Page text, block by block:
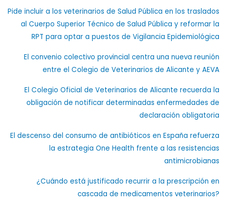
Pide incluir a los veterinarios de Salud Pública en los traslados
al Cuerpo Superior Técnico de Salud Pública y reformar la
RPT para optar a puestos de Vigilancia Epidemiológica
El convenio colectivo provincial centra una nueva reunión
entre el Colegio de Veterinarios de Alicante y AEVA
El Colegio Oficial de Veterinarios de Alicante recuerda la
obligación de notificar determinadas enfermedades de
declaración obligatoria
El descenso del consumo de antibióticos en España refuerza
la estrategia One Health frente a las resistencias
antimicrobianas
¿Cuándo está justificado recurrir a la prescripción en
cascada de medicamentos veterinarios?